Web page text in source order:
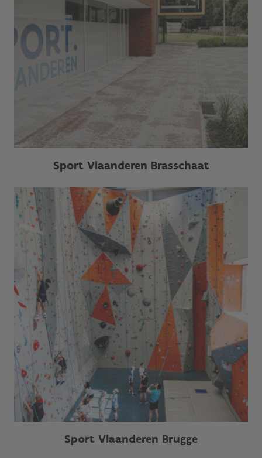
Sport Vlaanderen Brasschaat
Sport Vlaanderen Brugge